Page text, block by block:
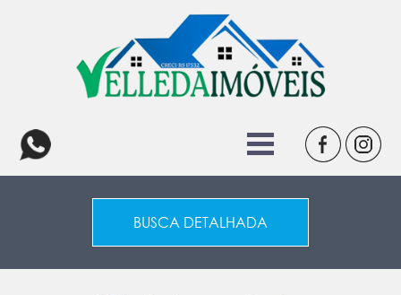
BUSCA DETALHADA